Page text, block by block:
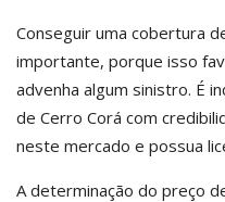
Conseguir uma cobertura
importante, porque isso
advenha algum sinistro. É
de Cerro Corá com
neste mercado e possua
A determinação do preço